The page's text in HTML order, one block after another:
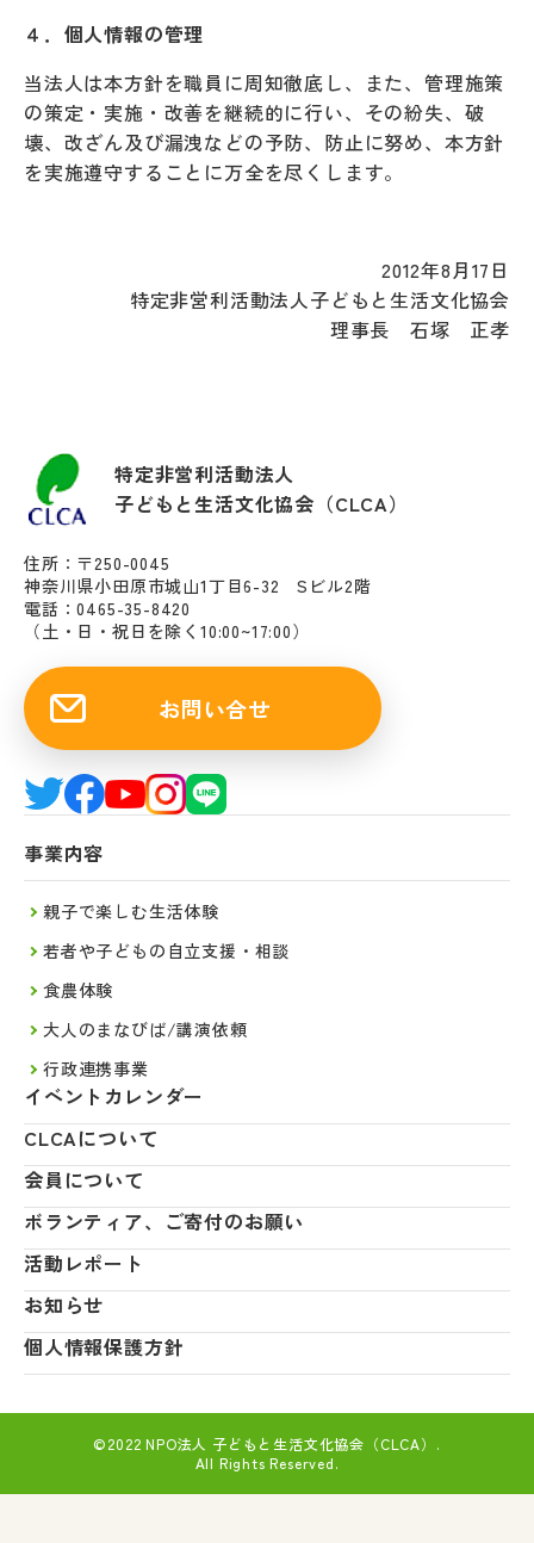
４．個人情報の管理
当法人は本方針を職員に周知徹底し、また、管理施策
の策定・実施・改善を継続的に行い、その紛失、破
壊、改ざん及び漏洩などの予防、防止に努め、本方針
を実施遵守することに万全を尽くします。
2012年8月17日
特定非営利活動法人子どもと生活文化協会
理事長 石塚 正孝
特定非営利活動法人
子どもと生活文化協会（CLCA）
住所：〒250-0045
神奈川県小田原市城山1丁目6-32 Sビル2階
電話：0465-35-8420
（土・日・祝日を除く10:00~17:00）
お問い合せ
事業内容
親子で楽しむ生活体験
若者や子どもの自立支援・相談
食農体験
大人のまなびば/講演依頼
行政連携事業
イベントカレンダー
CLCAについて
会員について
ボランティア、ご寄付のお願い
活動レポート
お知らせ
個人情報保護方針
©2022 NPO法人 子どもと生活文化協会（CLCA）.
All Rights Reserved.